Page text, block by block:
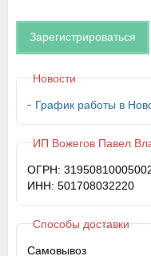
Зарегистрироваться
Новости
График работы в
ИП Вожегов Павел
ОГРН:
ИНН: 501708032220
Способы доставки
Самовывоз